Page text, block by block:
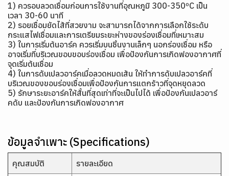
1) ควรอบลวดเชื่อมก่อนการใช้งานที่อุณหภูมิ 300-350ºC เป็น
เวลา 30-60 นาที
2) รอยเชื่อมยัดไส้ที่สวยงาม จะสามารถได้จากการเลือกใช้ระดับ
กระแสไฟเชื่อมและการเตรียมระยะห่างของร่องเชื่อมที่เหมาะสม
3) ในการเริ่มต้นอาร์ค ควรเริ่มบนชิ้นงานเล็กๆ นอกร่องเชื่อม หรือ
อาจเริ่มที่บริเวณขอบขอบร่องเชื่อม เพื่อป้องกันการเกิดฟองอากาศที่
จุดเริ่มต้นเชื่อม
4) ในการดับเปลวอาร์คเมื่อลวดหมดเส้น ให้ทำการดับเปลวอาร์คที่
บริเวณของขอบร่องเชื่อมเพื่อป้องกันการแตกร้าวที่จุดหยุดลวด
5) รักษาระยะอาร์คให้สั้นที่สุดเท่าที่จะเป็นไปได้ เพื่อป้องกันเปลวอาร์
คดับ และป้องกันการเกิดฟองอากาศ
ข้อมูลจำเพาะ (Specifications)
คุณสมบัติ รายละเอียด